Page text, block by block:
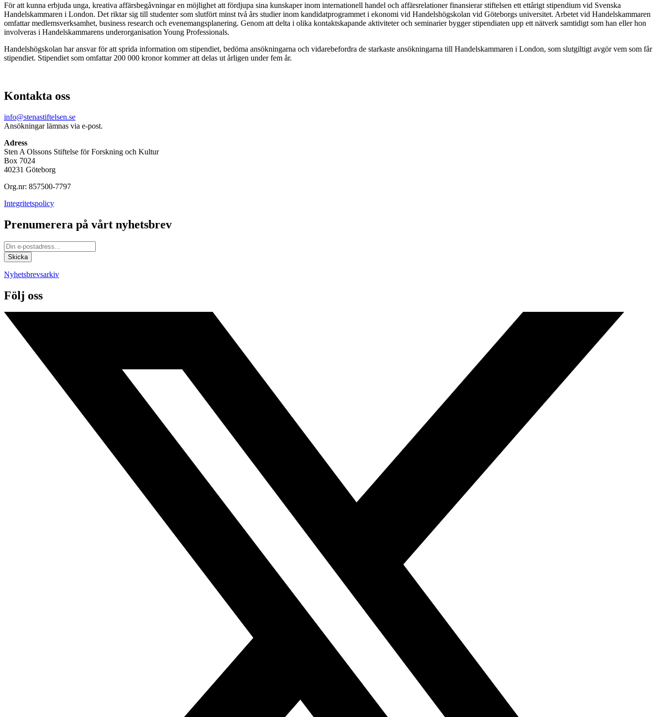
För att kunna erbjuda unga, kreativa affärsbegåvningar en möjlighet att fördjupa sina kunskaper inom internationell handel och affärsrelationer finansierar stiftelsen ett ettårigt stipendium vid Svenska
Handelskammaren i London. Det riktar sig till studenter som slutfört minst två års studier inom kandidatprogrammet i ekonomi vid Handelshögskolan vid Göteborgs universitet. Arbetet vid Handelskammaren
omfattar medlemsverksamhet, business research och evenemangsplanering. Genom att delta i olika kontaktskapande aktiviteter och seminarier bygger stipendiaten upp ett nätverk samtidigt som han eller hon
involveras i Handelskammarens underorganisation Young Professionals.
Handelshögskolan har ansvar för att sprida information om stipendiet, bedöma ansökningarna och vidarebefordra de starkaste ansökningarna till Handelskammaren i London, som slutgiltigt avgör vem som får
stipendiet. Stipendiet som omfattar 200 000 kronor kommer att delas ut årligen under fem år.
Kontakta oss
info@stenastiftelsen.se
Ansökningar lämnas via e-post.
Adress
Sten A Olssons Stiftelse för Forskning och Kultur
Box 7024
40231 Göteborg
Org.nr: 857500-7797
Integritetspolicy
Prenumerera på vårt nyhetsbrev
Nyhetsbrevsarkiv
Följ oss